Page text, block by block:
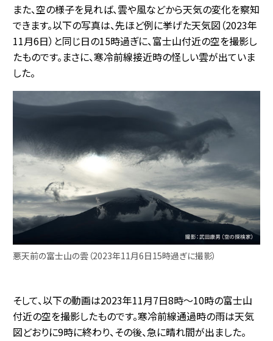
また、空の様子を見れば、雲や風などから天気の変化を察知
できます。以下の写真は、先ほど例に挙げた天気図（2023年
11月6日）と同じ日の15時過ぎに、富士山付近の空を撮影し
たものです。まさに、寒冷前線接近時の怪しい雲が出ていま
した。
悪天前の富士山の雲（2023年11月6日15時過ぎに撮影）
そして、以下の動画は2023年11月7日8時～10時の富士山
付近の空を撮影したものです。寒冷前線通過時の雨は天気
図どおりに9時に終わり、その後、急に晴れ間が出ました。